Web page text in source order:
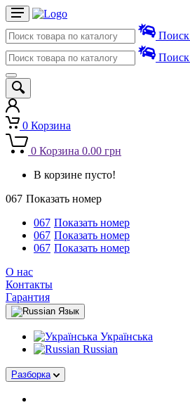
Поиск
Поиск
0 Корзина
0 Корзина 0.00 грн
В корзине пусто!
067 Показать номер
067 Показать номер
067 Показать номер
067 Показать номер
О нас
Контакты
Гарантия
Язык
Українська
Russian
Разборка